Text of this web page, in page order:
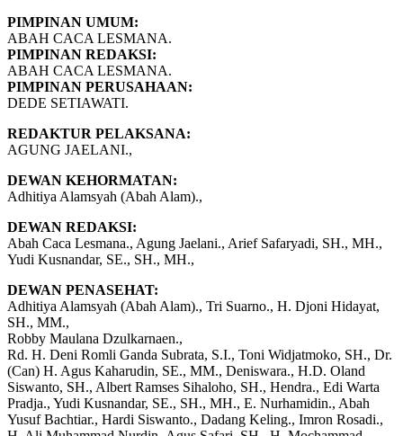
PIMPINAN UMUM:
ABAH CACA LESMANA.
PIMPINAN REDAKSI:
ABAH CACA LESMANA.
PIMPINAN PERUSAHAAN:
DEDE SETIAWATI.
REDAKTUR PELAKSANA:
AGUNG JAELANI.,
DEWAN KEHORMATAN:
Adhitiya Alamsyah (Abah Alam).,
DEWAN REDAKSI:
Abah Caca Lesmana., Agung Jaelani., Arief Safaryadi, SH., MH.,
Yudi Kusnandar, SE., SH., MH.,
DEWAN PENASEHAT:
Adhitiya Alamsyah (Abah Alam)., Tri Suarno., H. Djoni Hidayat,
SH., MM.,
Robby Maulana Dzulkarnaen.,
Rd. H. Deni Romli Ganda Subrata, S.I., Toni Widjatmoko, SH., Dr.
(Can) H. Agus Kaharudin, SE., MM., Deniswara., H.D. Oland
Siswanto, SH., Albert Ramses Sihaloho, SH., Hendra., Edi Warta
Pradja., Yudi Kusnandar, SE., SH., MH., E. Nurhamidin., Abah
Yusuf Bachtiar., Hardi Siswanto., Dadang Keling., Imron Rosadi.,